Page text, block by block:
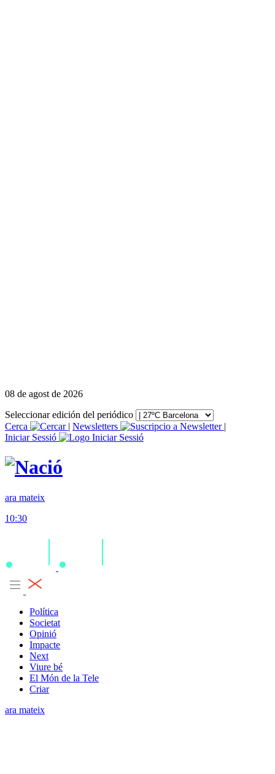
08 de agost de 2026
Seleccionar edición del periódico
Cerca
| Newsletters
|
Iniciar Sessió
ara mateix
10:30
Política
Societat
Opinió
Impacte
Next
Viure bé
El Món de la Tele
Criar
ara mateix